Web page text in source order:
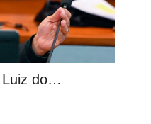
Luiz do…